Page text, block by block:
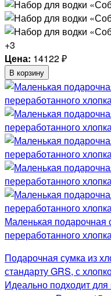
+3
Цена: 14122₽
В корзину
Маленькая подарочная
переработанного
Подарочная сумка из
стандарту GRS, с
Идеально подходит